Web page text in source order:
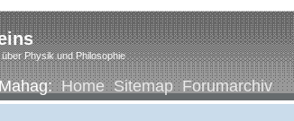
Physik und Philosophie
Home Sitemap Forumarchiv